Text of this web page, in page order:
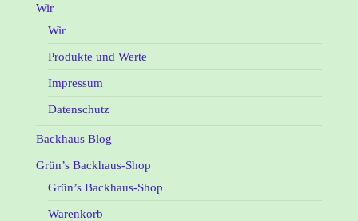
Wir
Wir
Produkte und Werte
Impressum
Datenschutz
Backhaus Blog
Grün’s Backhaus-Shop
Grün’s Backhaus-Shop
Warenkorb